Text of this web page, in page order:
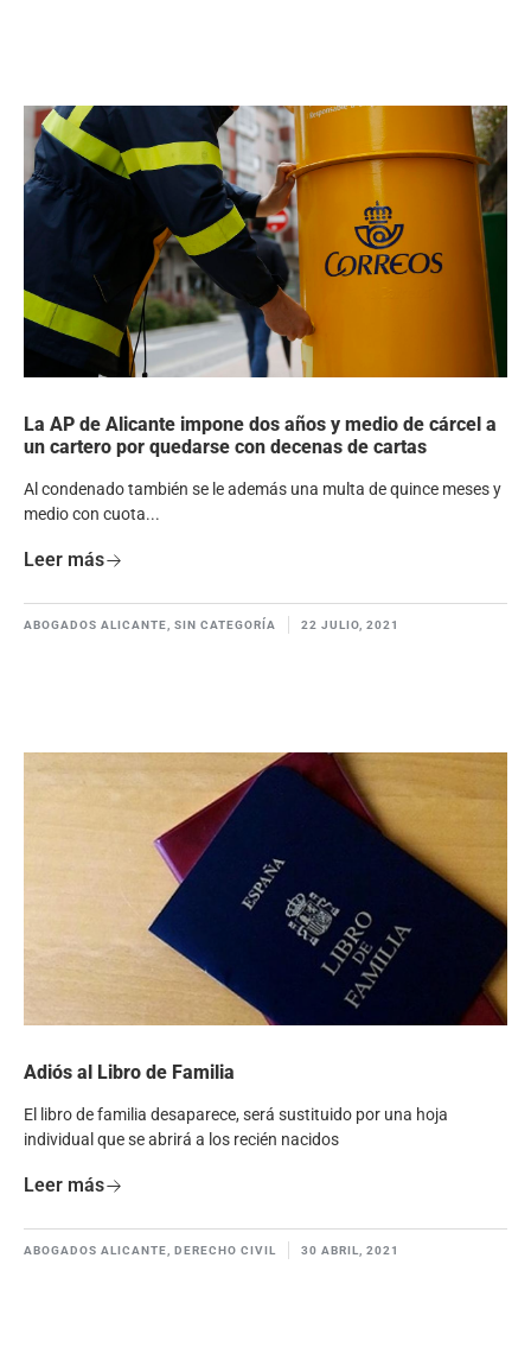
La AP de Alicante impone dos años y medio de cárcel a
un cartero por quedarse con decenas de cartas
Al condenado también se le además una multa de quince meses y
medio con cuota...
Leer más
ABOGADOS ALICANTE, SIN CATEGORÍA 22 JULIO, 2021
Adiós al Libro de Familia
El libro de familia desaparece, será sustituido por una hoja
individual que se abrirá a los recién nacidos
Leer más
ABOGADOS ALICANTE DERECHO CIVIL 30 ABRIL, 2021